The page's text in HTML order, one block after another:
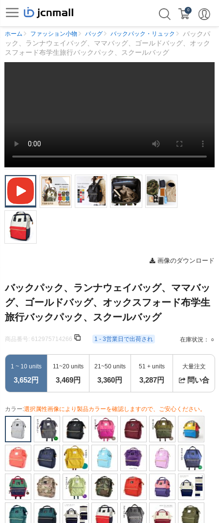
0
ホーム ファッション小物 バッグ バックパック・リュック
バックパ
ック、ランナウェイバッグ、ママバッグ、ゴールドバッグ、オック
スフォード布学生旅行バックパック、スクールバッグ
画像のダウンロード
バックパック、ランナウェイバッグ、ママバッ
グ、ゴールドバッグ、オックスフォード布学生
旅行バックパック、スクールバッグ
商品番号: 612975714266 1 - 3営業日で出荷され 在庫状況： ○
1 ~ 10 units
3,652円
11~20 units
3,469円
21~50 units
3,360円
51 + units
3,287円
大量注文
問い合
カラー:選択属性画像により製品カラーを確認しますので、ご安心ください。